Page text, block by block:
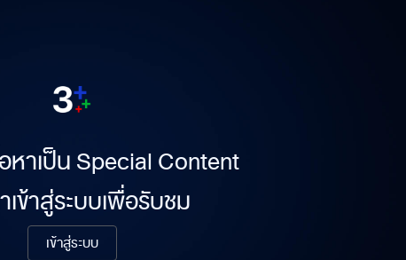
หาเป็น Special Content
ข้าสู่ระบบเพื่อรับชม
เข้าสู่ระบบ